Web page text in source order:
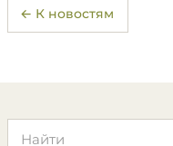
← К новостям